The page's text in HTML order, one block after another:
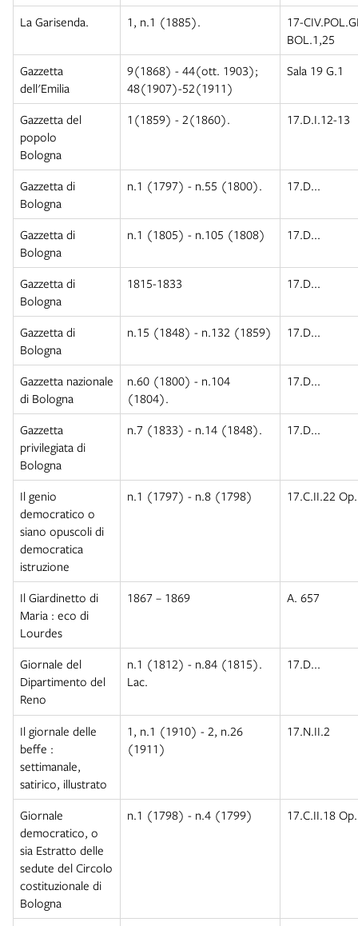
La Garisenda. 1, n.1 (1885).
17-
BOL.1,25
Gazzetta
dell'Emilia
9(1868) - 44(ott. 1903);
48(1907)-52(1911)
Sala 19 G.1
Gazzetta del
popolo
Bologna
1(1859) - 2(1860). 17.D.I.12-13
Gazzetta di
Bologna
n.1 (1797) - n.55 (1800). 17.D...
Gazzetta di
Bologna
n.1 (1805) - n.105 (1808) 17.D...
Gazzetta di
Bologna
1815-1833 17.D...
Gazzetta di
Bologna
n.15 (1848) - n.132 (1859) 17.D...
Gazzetta nazionale
di Bologna
n.60 (1800) - n.104
(1804).
17.D...
Gazzetta
privilegiata di
Bologna
n.7 (1833) - n.14 (1848). 17.D...
Il genio
democratico o
siano opuscoli di
democratica
istruzione
n.1 (1797) - n.8 (1798) 17.C.II.22
Il Giardinetto di
Maria : eco di
Lourdes
1867 – 1869 A. 657
Giornale del
Dipartimento del
Reno
n.1 (1812) - n.84 (1815).
Lac.
17.D...
Il giornale delle
beffe :
settimanale,
satirico, illustrato
1, n.1 (1910) - 2, n.26
(1911)
17.N.II.2
Giornale
democratico, o
sia Estratto delle
sedute del Circolo
costituzionale di
Bologna
n.1 (1798) - n.4 (1799) 17.C.II.18